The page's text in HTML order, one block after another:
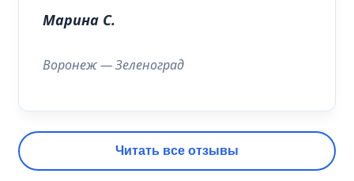
Марина С.
Воронеж — Зеленоград
Читать все отзывы